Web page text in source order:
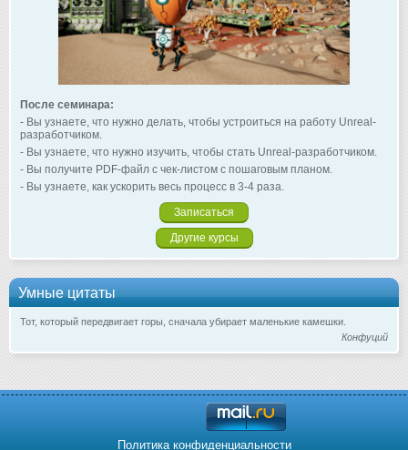
После семинара:
- Вы узнаете, что нужно делать, чтобы устроиться на работу Unreal-
разработчиком.
- Вы узнаете, что нужно изучить, чтобы стать Unreal-разработчиком.
- Вы получите PDF-файл с чек-листом с пошаговым планом.
- Вы узнаете, как ускорить весь процесс в 3-4 раза.
Записаться
Другие курсы
Умные цитаты
Тот, который передвигает горы, сначала убирает маленькие камешки.
Конфуций
Политика конфиденциальности